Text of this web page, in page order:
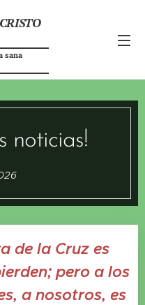
sana
noticias!
de la Cruz es
pero a los
a nosotros, es